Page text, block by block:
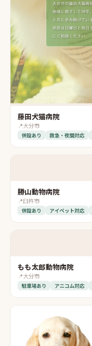
藤田犬猫病院
📍大分市
併設あり 救急・夜間対応
勝山動物病院
📍臼杵市
併設あり アイペット対応
もも太郎動物病院
📍大分市
駐車場あり アニコム対応